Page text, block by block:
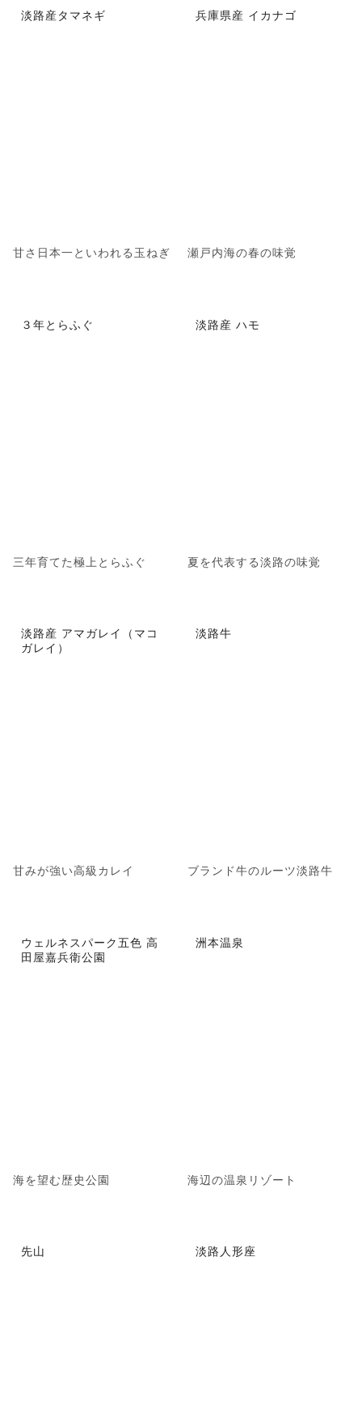
淡路産タマネギ
甘さ日本一といわれる玉ねぎ
兵庫県産 イカナゴ
瀬戸内海の春の味覚
３年とらふぐ
三年育てた極上とらふぐ
淡路産 ハモ
夏を代表する淡路の味覚
淡路産 アマガレイ（マコ
ガレイ）
甘みが強い高級カレイ
淡路牛
ブランド牛のルーツ淡路牛
ウェルネスパーク五色 高
田屋嘉兵衛公園
海を望む歴史公園
洲本温泉
海辺の温泉リゾート
先山 淡路人形座